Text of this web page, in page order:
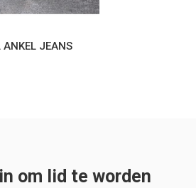
ANKEL JEANS
om lid te worden